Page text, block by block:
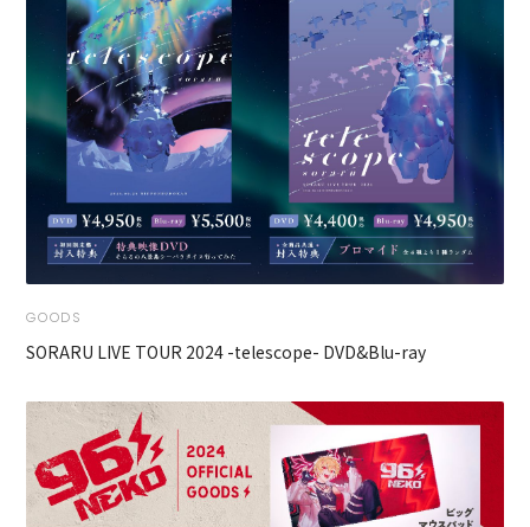
GOODS
SORARU LIVE TOUR 2024 -telescope- DVD&Blu-ray